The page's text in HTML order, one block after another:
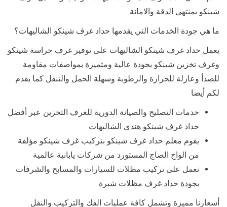
شينكو بمنتهى الدقة والامانة
ما هي جودة الخدمات التي يقدمها حداد غرف شينكو الشاليهات؟
يعمل حداد غرف شينكو الشاليهات على توفير غرف حراسة شينكو
وغرف تخزين شينكو بجودة عالية ومتميزة بمواصفات مقاومة
للصدأ وعازلة للحرارة والرطوبة وسهلة الحمل والتنقل كما يقدم
لكم أيضا
خدمات التصليح والصيانة الدورية للغرف التخزين عبر أفضل
حداد غرف شينكو هندي الشاليهات
يقوم معلم حداد غرف شينكو بتركيب غرف شينكو مؤلفة
من الواح الصاج المستورد من شركات يابانية عالمية
نعمل على تركيب مظلات للسيارات والمسابح والشرفات
بجودة حداد غرف مظلات شبرة
أسعارنا مميزة وتشمل كافة عمليات الفك والتركيب والنقل